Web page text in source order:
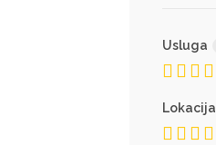
Usluga
Lokacija